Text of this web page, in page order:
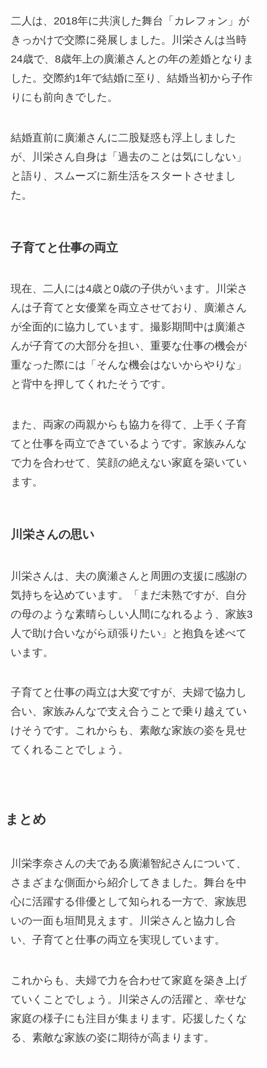
二人は、2018年に共演した舞台「カレフォン」が
きっかけで交際に発展しました。川栄さんは当時
24歳で、8歳年上の廣瀬さんとの年の差婚となりま
した。交際約1年で結婚に至り、結婚当初から子作
りにも前向きでした。
結婚直前に廣瀬さんに二股疑惑も浮上しました
が、川栄さん自身は「過去のことは気にしない」
と語り、スムーズに新生活をスタートさせまし
た。
子育てと仕事の両立
現在、二人には4歳と0歳の子供がいます。川栄さ
んは子育てと女優業を両立させており、廣瀬さん
が全面的に協力しています。撮影期間中は廣瀬さ
んが子育ての大部分を担い、重要な仕事の機会が
重なった際には「そんな機会はないからやりな」
と背中を押してくれたそうです。
また、両家の両親からも協力を得て、上手く子育
てと仕事を両立できているようです。家族みんな
で力を合わせて、笑顔の絶えない家庭を築いてい
ます。
川栄さんの思い
川栄さんは、夫の廣瀬さんと周囲の支援に感謝の
気持ちを込めています。「まだ未熟ですが、自分
の母のような素晴らしい人間になれるよう、家族3
人で助け合いながら頑張りたい」と抱負を述べて
います。
子育てと仕事の両立は大変ですが、夫婦で協力し
合い、家族みんなで支え合うことで乗り越えてい
けそうです。これからも、素敵な家族の姿を見せ
てくれることでしょう。
まとめ
川栄李奈さんの夫である廣瀬智紀さんについて、
さまざまな側面から紹介してきました。舞台を中
心に活躍する俳優として知られる一方で、家族思
いの一面も垣間見えます。川栄さんと協力し合
い、子育てと仕事の両立を実現しています。
これからも、夫婦で力を合わせて家庭を築き上げ
ていくことでしょう。川栄さんの活躍と、幸せな
家庭の様子にも注目が集まります。応援したくな
る、素敵な家族の姿に期待が高まります。